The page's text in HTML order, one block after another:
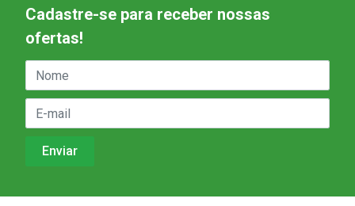
Cadastre-se para receber nossas
ofertas!